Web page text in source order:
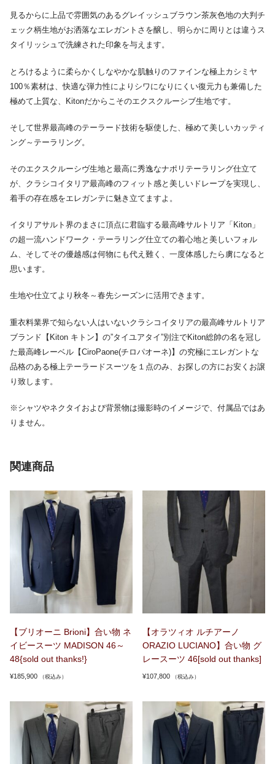
見るからに上品で雰囲気のあるグレイッシュブラウン茶灰色地の大判チ
ェック柄生地がお洒落なエレガントさを醸し、明らかに周りとは違うス
タイリッシュで洗練された印象を与えます。
とろけるように柔らかくしなやかな肌触りのファインな極上カシミヤ
100％素材は、快適な弾力性によりシワになりにくい復元力も兼備した
極めて上質な、Kitonだからこそのエクスクルーシブ生地です。
そして世界最高峰のテーラード技術を駆使した、極めて美しいカッティ
ング～テーラリング。
そのエクスクルーシヴ生地と最高に秀逸なナポリテーラリング仕立て
が、クラシコイタリア最高峰のフィット感と美しいドレープを実現し、
着手の存在感をエレガンテに魅き立てますよ。
イタリアサルト界のまさに頂点に君臨する最高峰サルトリア「Kiton」
の超一流ハンドワーク・テーラリング仕立ての着心地と美しいフォル
ム、そしてその優越感は何物にも代え難く、一度体感したら虜になると
思います。
生地や仕立てより秋冬～春先シーズンに活用できます。
重衣料業界で知らない人はいないクラシコイタリアの最高峰サルトリア
ブランド【Kiton キトン】の”タイユアタイ”別注でKiton総帥の名を冠し
た最高峰レーベル【CiroPaone(チロパオーネ)】の究極にエレガントな
品格のある極上テーラードスーツを１点のみ、お探しの方にお安くお譲
り致します。
※シャツやネクタイおよび背景物は撮影時のイメージで、付属品ではあ
りません。
関連商品
【ブリオーニ Brioni】合い物 ネ
イビースーツ MADISON 46～
48{sold out thanks!}
¥185,900 （税込み）
【オラツィオ ルチアーノ
ORAZIO LUCIANO】合い物 グ
レースーツ 46[sold out thanks]
¥107,800 （税込み）